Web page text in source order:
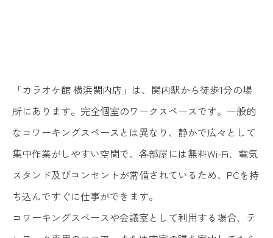
「カラオケ館 横浜関内店」は、関内駅から徒歩1分の場
所にあります。完全個室のワークスペースです。一般的
なコワーキングスペースとは異なり、静かで広々として
集中作業がしやすい空間で、各部屋には無料Wi-Fi、電気
スタンド及びコンセントが常備されているため、PCを持
ち込んですぐに仕事ができます。
コワーキングスペースや会議室として利用する場合、テ